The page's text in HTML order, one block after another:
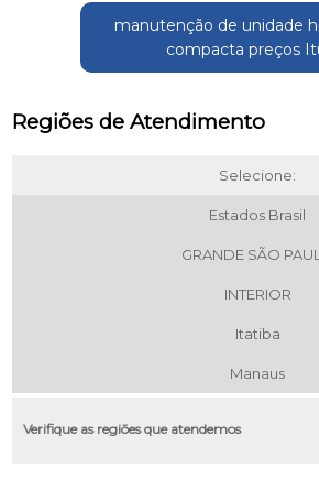
manutenção de unidade
compacta preços
Regiões de Atendimento
Selecione:
Estados Brasil
GRANDE SÃO
INTERIOR
Itatiba
Manaus
Verifique as regiões que atendemos